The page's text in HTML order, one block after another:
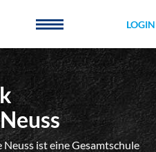
LOGIN
ist eine Gesamtschule